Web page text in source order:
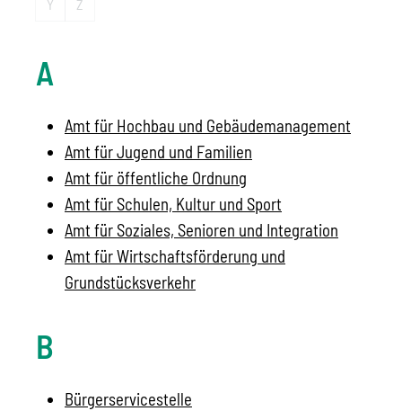
Y Z
A
Amt für Hochbau und Gebäudemanagement
Amt für Jugend und Familien
Amt für öffentliche Ordnung
Amt für Schulen, Kultur und Sport
Amt für Soziales, Senioren und Integration
Amt für Wirtschaftsförderung und
Grundstücksverkehr
B
Bürgerservicestelle